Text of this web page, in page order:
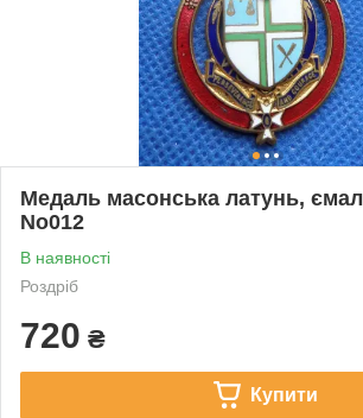
Медаль масонська латунь,
No012
В наявності
Роздріб
720 ₴
Купити